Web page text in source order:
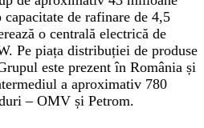
de rafinare de 4,5
o centrală electrică de
Pe piața distribuției de produse
este prezent în România și
a aproximativ 780
– OMV și Petrom.